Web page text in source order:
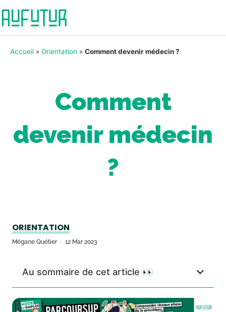
Accueil » Orientation » Comment devenir médecin ?
Comment
devenir médecin
?
ORIENTATION
Mégane Quétier 12 Mar 2023
Au sommaire de cet article 👀